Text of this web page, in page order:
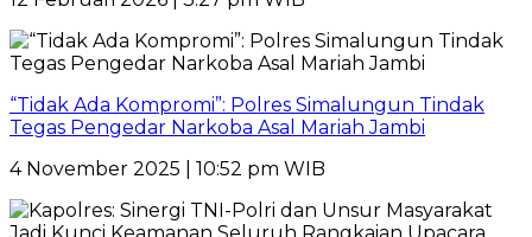
“Tidak Ada Kompromi”: Polres Simalungun Tindak
Tegas Pengedar Narkoba Asal Mariah Jambi
4 November 2025 | 10:52 pm WIB